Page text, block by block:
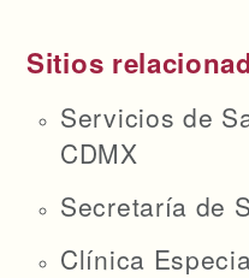
Sitios
Servicios de
CDMX
Secretaría de
Clínica